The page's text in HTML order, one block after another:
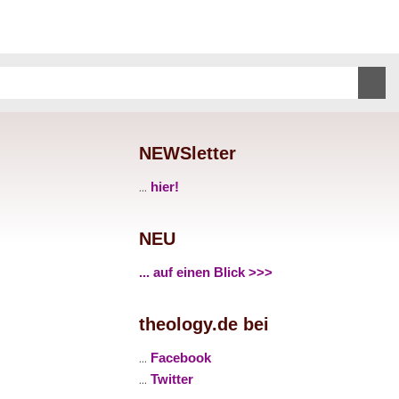
NEWSletter
... hier!
NEU
... auf einen Blick >>>
theology.de bei
... Facebook
... Twitter